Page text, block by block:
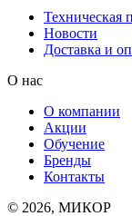
Техническая
Новости
Доставка и
О нас
О компании
Акции
Обучение
Бренды
Контакты
© 2026, МИКОР